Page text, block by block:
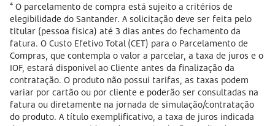
⁴ O parcelamento de compra está sujeito a critérios de
elegibilidade do Santander. A solicitação deve ser feita pelo
titular (pessoa física) até 3 dias antes do fechamento da
fatura. O Custo Efetivo Total (CET) para o Parcelamento de
Compras, que contempla o valor a parcelar, a taxa de juros e o
IOF, estará disponível ao Cliente antes da finalização da
contratação. O produto não possui tarifas, as taxas podem
variar por cartão ou por cliente e poderão ser consultadas na
fatura ou diretamente na jornada de simulação/contratação
do produto. A título exemplificativo, a taxa de juros indicada